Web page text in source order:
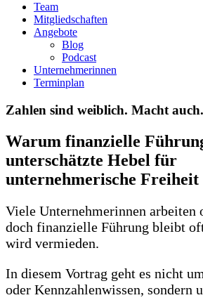
Team
Mitgliedschaften
Angebote
Blog
Podcast
Unternehmerinnen
Terminplan
Zahlen sind weiblich. Macht auch.
Warum finanzielle
unterschätzte Hebel für
unternehmerische Freiheit
Viele Unternehmerinnen arbeiten
doch finanzielle Führung bleibt
wird vermieden.
In diesem Vortrag geht es nicht
oder Kennzahlenwissen, sondern